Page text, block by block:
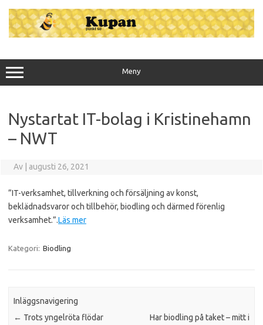
innehåll
Meny
Nystartat IT-bolag i Kristinehamn
– NWT
Av augusti 26, 2021
”IT-verksamhet, tillverkning och försäljning av konst,
beklädnadsvaror och tillbehör, biodling och därmed förenlig
verksamhet.”.Läs mer
Kategori: Biodling
Inläggsnavigering
← Trots yngelröta flödar
Har biodling på taket – mitt i